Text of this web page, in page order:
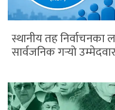
स्थानीय तह निर्वाचनका
सार्वजनिक गर्‍यो